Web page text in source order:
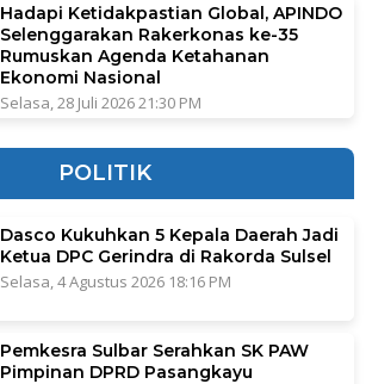
Hadapi Ketidakpastian Global, APINDO
Selenggarakan Rakerkonas ke-35
Rumuskan Agenda Ketahanan
Ekonomi Nasional
Selasa, 28 Juli 2026 21:30 PM
POLITIK
Dasco Kukuhkan 5 Kepala Daerah Jadi
Ketua DPC Gerindra di Rakorda Sulsel
Selasa, 4 Agustus 2026 18:16 PM
Pemkesra Sulbar Serahkan SK PAW
Pimpinan DPRD Pasangkayu